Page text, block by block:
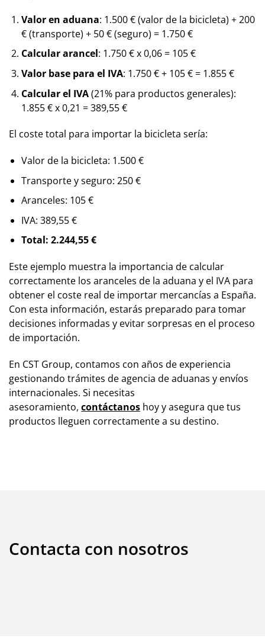
Valor en aduana: 1.500 € (valor de la bicicleta) + 200
€ (transporte) + 50 € (seguro) = 1.750 €
Calcular arancel: 1.750 € x 0,06 = 105 €
Valor base para el IVA: 1.750 € + 105 € = 1.855 €
Calcular el IVA(21% para productos generales):
1.855 € x 0,21 = 389,55 €
El coste total para importar la bicicleta sería:
Valor de la bicicleta: 1.500 €
Transporte y seguro: 250 €
Aranceles: 105 €
IVA: 389,55 €
Total: 2.244,55 €
Este ejemplo muestra la importancia de calcular
correctamente los aranceles de la aduana y el IVA para
obtener el coste real de importar mercancías a España.
Con esta información, estarás preparado para tomar
decisiones informadas y evitar sorpresas en el proceso
de importación.
En CST Group, contamos con años de experiencia
gestionando trámites de agencia de aduanas y envíos
internacionales. Si necesitas
asesoramiento, contáctanos hoy y asegura que tus
productos lleguen correctamente a su destino.
Contacta con nosotros